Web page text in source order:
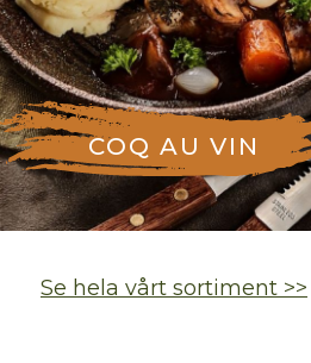
COQ AU VIN
Se hela vårt sortiment >>